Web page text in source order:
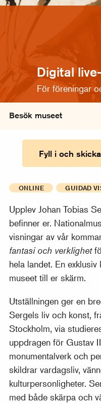
Digital
För föreningar
Besök museet
Fyll i och
ONLINE GUIDAD
Upplev Johan Tobias
befinner er.
visningar av vår
fantasi och verklighet
hela landet. En
museet till er skärm.
Utställningen ger en
Sergels liv och konst,
Stockholm, via
uppdragen för Gustav
monumentalverk och
skildrar vardagsliv,
kulturpersonligheter.
med både skärpa och